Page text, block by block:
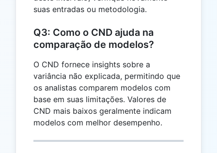
suas entradas ou metodologia.
Q3: Como o CND ajuda na
comparação de modelos?
O CND fornece insights sobre a
variância não explicada, permitindo que
os analistas comparem modelos com
base em suas limitações. Valores de
CND mais baixos geralmente indicam
modelos com melhor desempenho.